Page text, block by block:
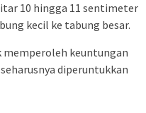
10 hingga 11 sentimeter
kecil ke tabung besar.
keuntungan
diperuntukkan